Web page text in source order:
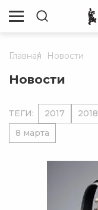
Главная Новости
Новости
ТЕГИ: 2017 2018
8 марта